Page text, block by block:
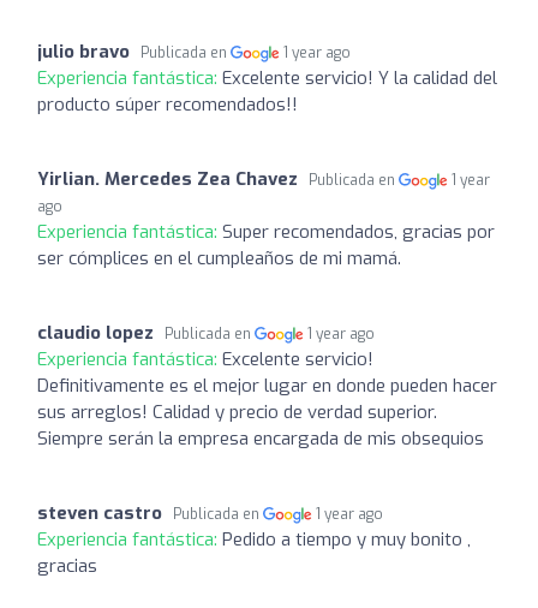
julio bravo Publicada en 1 year ago
Experiencia fantástica: Excelente servicio! Y la calidad del
producto súper recomendados!!
Yirlian. Mercedes Zea Chavez Publicada en
1 year
ago
Experiencia fantástica: Super recomendados, gracias por
ser cómplices en el cumpleaños de mi mamá.
claudio lopez Publicada en 1 year ago
Experiencia fantástica: Excelente servicio!
Definitivamente es el mejor lugar en donde pueden hacer
sus arreglos! Calidad y precio de verdad superior.
Siempre serán la empresa encargada de mis obsequios
steven castro Publicada en 1 year ago
Experiencia fantástica: Pedido a tiempo y muy bonito ,
gracias